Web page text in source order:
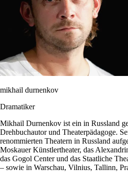
mikhail durnenkov
Dramatiker
Mikhail Durnenkov ist ein in Russland
Drehbuchautor und Theaterpädagoge.
renommierten Theatern in Russland
Moskauer Künstlertheater, das
das Gogol Center und das Staatliche
– sowie in Warschau, Vilnius, Tallinn,